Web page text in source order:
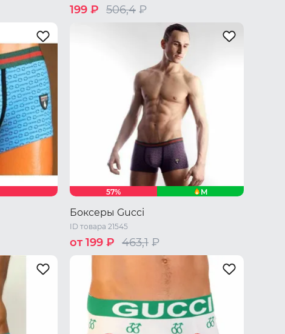
199 ₽ 506,4 ₽
50 RU / XL
57% M
Боксеры Gucci
ID товара 21545
от 199 ₽ 463,1 ₽
48 RU / L